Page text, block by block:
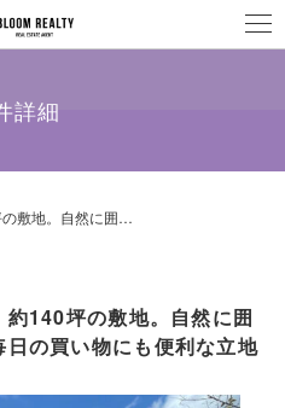
詳細
〈北秋田市米内沢：宅地〉約140坪の敷地。自然に囲まれた静かな周辺環境。毎日の買い物にも便利な立地です。
約140坪の敷地。自然に囲
の買い物にも便利な立地